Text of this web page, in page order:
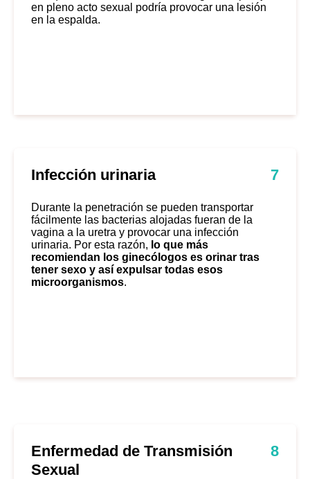
en pleno acto sexual podría provocar una lesión
en la espalda.
Infección urinaria 7
Durante la penetración se pueden transportar
fácilmente las bacterias alojadas fueran de la
vagina a la uretra y provocar una infección
urinaria. Por esta razón, lo que más
recomiendan los ginecólogos es orinar tras
tener sexo y así expulsar todas esos
microorganismos.
Enfermedad de Transmisión
Sexual
8